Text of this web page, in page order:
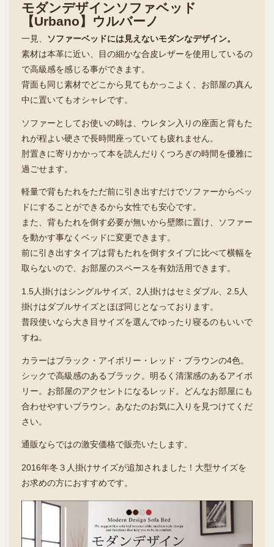
モダンデザインソファベッド
【Urbano】ウルバーノ
一見、
ソファーベッドには見えないモダンなデザイン。
素材は本革に近い、目の細かな合皮レザーを使用しているの
で高級感を感じる事ができます。
背面も同じ素材でどこから見てもかっこよく、お部屋の真ん
中に置いてもオシャレです。
ソファーとしてお使いの時は、ウレタン入りの座面と背もた
れが程よい硬さで長時間座っていても疲れません。
肘置きに寄りかかって本を読んだりくつろぎの時間を優雅に
過ごせます。
軽量で背もたれをただ前に引き出すだけでソファーからベッ
ドにすることができるから女性でも安心です。
また、背もたれを倒す必要が無いから壁際に置け、ソファー
を動かす事なくベッドに変更できます。
前に引き出すタイプは背もたれを倒すタイプに比べて横幅を
取らないので、お部屋のスペースを有効活用できます。
1.5人掛けはシングルサイズ、2人掛けはセミダブル、2.5人
掛けはダブルサイズとほぼ同じとなっております。
普段使いなら大き目サイズを選んでゆったり寝るのもいいで
すね。
カラーはブラック・アイボリー・レッド・ブラウンの4色。
シックで高級感のあるブラック。明るく清潔感のあるアイボ
リー。お部屋のアクセントになるレッド。どんなお部屋にも
合わせやすいブラウン。あなたのお気に入りを見つけてくだ
さい。
通販ならではの激安価格で販売いたします。
2016年冬３人掛けサイズが追加されました！大型サイズを
お求めの方におすすめです。